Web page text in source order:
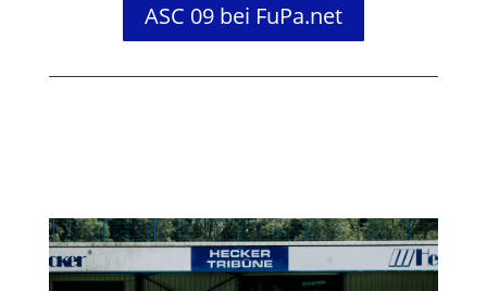
ASC 09 bei FuPa.net